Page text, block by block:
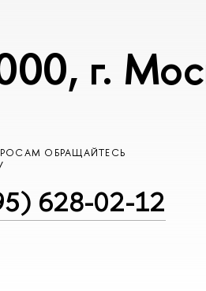
г.
ОБРАЩАЙТЕСЬ
628-02-12